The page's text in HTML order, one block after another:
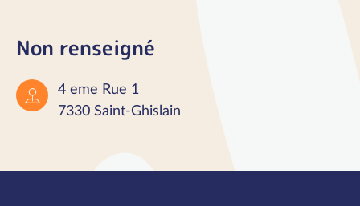
Non renseigné
4 eme Rue 1
7330 Saint-Ghislain